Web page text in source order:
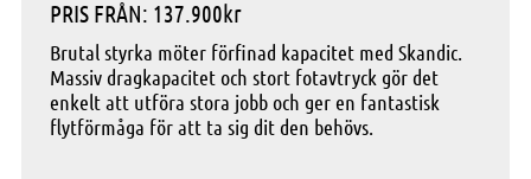
PRIS FRÅN: 137.900kr
Brutal styrka möter förfinad kapacitet med Skandic.
Massiv dragkapacitet och stort fotavtryck gör det
enkelt att utföra stora jobb och ger en fantastisk
flytförmåga för att ta sig dit den behövs.